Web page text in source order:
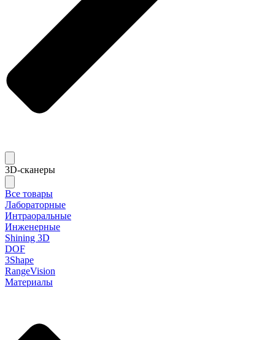
3D-сканеры
Все товары
Лабораторные
Интраоральные
Инженерные
Shining 3D
DOF
3Shape
RangeVision
Материалы